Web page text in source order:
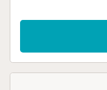
filhos ou famílias
vindos aqui. No final
com uma área de
é muito adequada